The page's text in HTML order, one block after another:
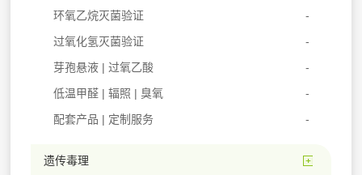
环氧乙烷灭菌验证
过氧化氢灭菌验证
芽孢悬液 | 过氧乙酸
低温甲醛 | 辐照 | 臭氧
配套产品 | 定制服务
遗传毒理